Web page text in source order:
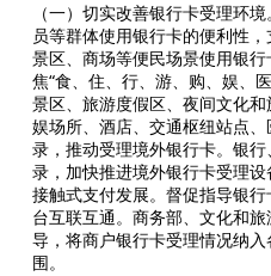
（一）切实改善银行卡受理环
员等群体使用银行卡的便利性
景区、商场等便民场景使用银
焦“食、住、行、游、购、娱、
景区、旅游度假区、夜间文化
娱场所、酒店、交通枢纽站点
录，推动受理境外银行卡。银
录，加快推进境外银行卡受理
接触式支付发展。督促指导银
台互联互通。商务部、文化和
导，将商户银行卡受理情况纳
围。